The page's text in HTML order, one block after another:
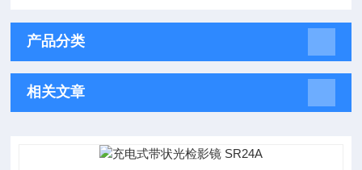
产品分类
相关文章